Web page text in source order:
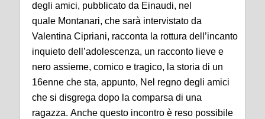
degli amici, pubblicato da Einaudi, nel
quale Montanari, che sarà intervistato da
Valentina Cipriani, racconta la rottura dell’incanto
inquieto dell’adolescenza, un racconto lieve e
nero assieme, comico e tragico, la storia di un
16enne che sta, appunto, Nel regno degli amici
che si disgrega dopo la comparsa di una
ragazza. Anche questo incontro è reso possibile